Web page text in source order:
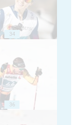
34
36